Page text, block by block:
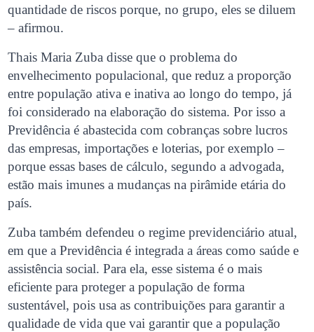
quantidade de riscos porque, no grupo, eles se diluem
– afirmou.
Thais Maria Zuba disse que o problema do
envelhecimento populacional, que reduz a proporção
entre população ativa e inativa ao longo do tempo, já
foi considerado na elaboração do sistema. Por isso a
Previdência é abastecida com cobranças sobre lucros
das empresas, importações e loterias, por exemplo –
porque essas bases de cálculo, segundo a advogada,
estão mais imunes a mudanças na pirâmide etária do
país.
Zuba também defendeu o regime previdenciário atual,
em que a Previdência é integrada a áreas como saúde e
assistência social. Para ela, esse sistema é o mais
eficiente para proteger a população de forma
sustentável, pois usa as contribuições para garantir a
qualidade de vida que vai garantir que a população